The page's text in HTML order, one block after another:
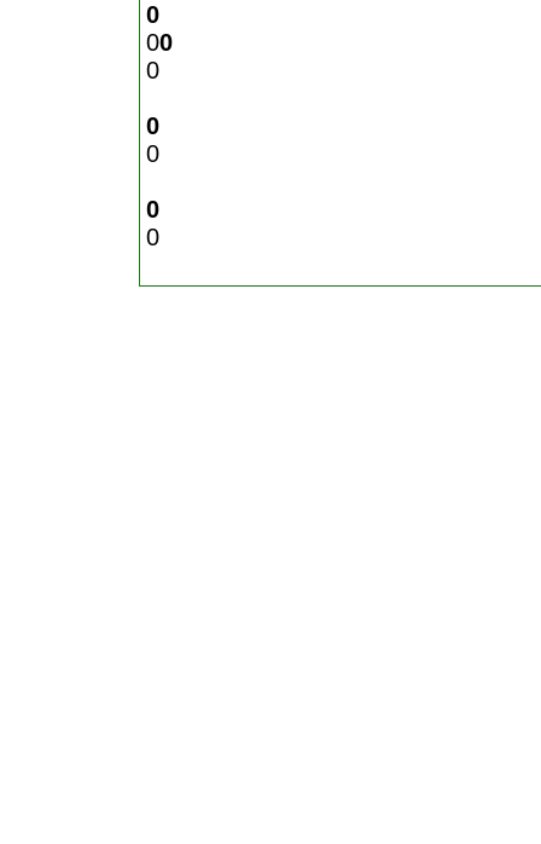
0
00
0
0
0
0
0